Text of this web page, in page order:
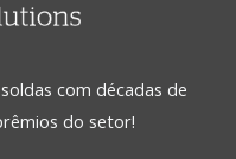
com décadas de
do setor!